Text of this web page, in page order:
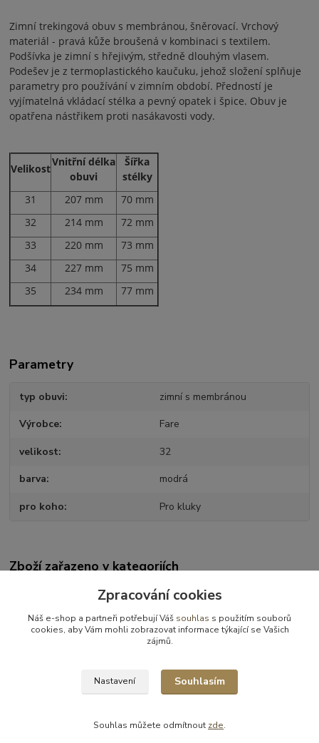
Zimní trekingová obuv s membránou, šněrovací. Vrchový
materiál - pravá kůže broušená v kombinaci s textilem.
Podšívka je zimní s hřejivým, středně dlouhým vlasem.
Podešev je z termoplastického kaučuku, jehož složení splňuje
parametry pro používání v zimním období. Předností je
vyjímatelná vkládací stélka a pevný opatek i špice. Obuv je
opatřena nástřikem proti nasákavosti vody.
Velikost
Vnitřní délka
obuvi
Šířka
stélky
31
207 mm
70 mm
32
214 mm
72 mm
33
220 mm
73 mm
34
227 mm
75 mm
35
234 mm 77 mm
Parametry
typ obuvi zimní s membránou
Výrobce Fare
velikost 32
barva modrá
pro koho Pro kluky
Zboží zařazeno v kategoriích
Obuv zimní
Zimní obuv - výprodej
Zpracování cookies
Náš e-shop a partneři potřebují Váš souhlas s použitím souborů
cookies, aby Vám mohli zobrazovat informace týkající se Vašich
zájmů.
Nastavení Souhlasím
Souhlas můžete odmítnout zde.